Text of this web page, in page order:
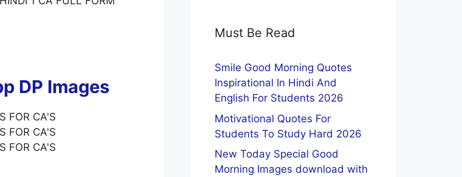
DP Images
Must Be Read
Smile Good Morning Quotes
Inspirational In Hindi And
English For Students 2026
Motivational Quotes For
Students To Study Hard 2026
New Today Special Good
Morning Images download with